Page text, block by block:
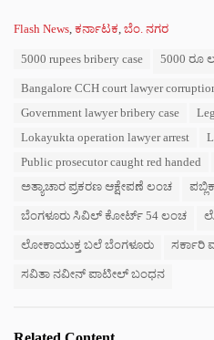
C
Flash News ಕರ್ನಾಟಕ ಬೆಂ. ನಗರ
5000 rupees bribery case 5000 ರೂ
Bangalore CCH court lawyer
Government lawyer bribery case
Lokayukta operation lawyer arrest
Public prosecutor caught red handed
ಅತ್ಯಾಚಾರ ಪ್ರಕರಣ ಆಕ್ಷೇಪಣೆ ಲಂಚ
ಬೆಂಗಳೂರು ಸಿವಿಲ್ ಕೋರ್ಟ್ 54 ಲಂಚ
ಲೋಕಾಯುಕ್ತ ಬಲೆ ಬೆಂಗಳೂರು ಸರ್ಕಾರಿ
ಸವಿತಾ ನವೀನ್ ಪಾಟೀಲ್ ಬಂಧನ